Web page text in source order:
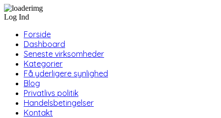
Log Ind
Forside
Dashboard
Seneste virksomheder
Kategorier
Få yderligere synlighed
Blog
Privatlivs politik
Handelsbetingelser
Kontakt